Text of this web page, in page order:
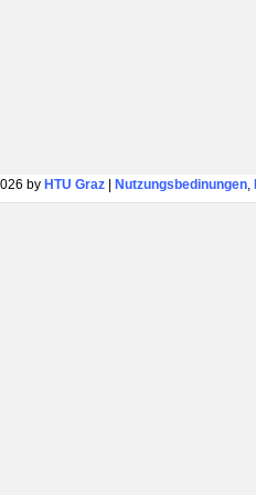
by HTU Graz| Nutzungsbedinungen,